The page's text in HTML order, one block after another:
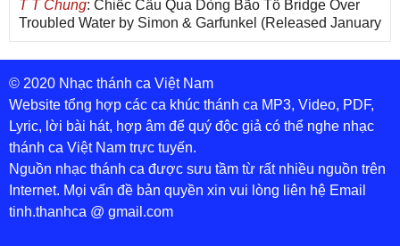
T T Chung: Chiếc Cầu Qua Dòng Bão Tố Bridge Over
Troubled Water by Simon & Garfunkel (Released January
26, 1970) Lời Việt: Nhạc Sĩ Vũ Đức Nghiêm Trình Bày:
Chung Tử Lưu
De Colores! (Lời Việt)
Son Vu: Bài hát có lời chưa.Cám ơn
Bài ca dâng Mẹ
thuc : xin lòi bài hat ,bai ca dang me.gia ân
Theo gương Mẹ, con lên đường
sr Thúy Ngân: xin cho con bản PDF bài này ạ
Đến với Lòng Thương Xót Chúa
© 2020 Nhạc thánh ca Việt Nam
Website tổng hợp các ca khúc thánh ca MP3, Video, PDF,
Lyric, lời bài hát, hợp âm để quý độc giả có thể nghe nhạc
thánh ca Việt Nam trực tuyến.
Nguồn nhạc thánh ca được sưu tầm từ rất nhiều nguồn trên
Internet. Mọi vấn đề bản quyền xin vui lòng liên hệ Email
tinh.thanhca @ gmail.com